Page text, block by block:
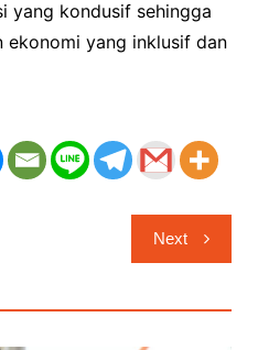
yang kondusif sehingga
ekonomi yang inklusif dan
Next